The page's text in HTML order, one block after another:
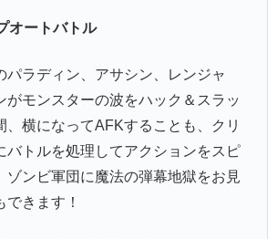
オートバトル
パラディン、アサシン、レンジャ
がモンスターの波をハック＆スラッ
、横になってAFKすることも、クリ
バトルを処理してアクションをスピ
ゾンビ軍団に魔法の弾幕地獄をお見
きます！